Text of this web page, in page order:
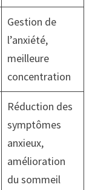
Gestion de
l’anxiété,
meilleure
concentration
Réduction des
symptômes
anxieux,
amélioration
du sommeil